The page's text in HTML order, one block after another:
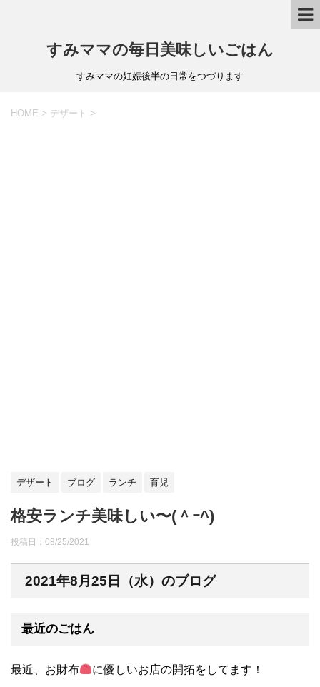
すみママの毎日美味しいごはん
すみママの妊娠後半の日常をつづります
HOME > デザート >
デザート ブログ ランチ 育児
格安ランチ美味しい〜(＾ｰ^)
投稿日： 08/25/2021
2021年8月25日（水）のブログ
最近のごはん
最近、お財布 に優しいお店の開拓をしてます！